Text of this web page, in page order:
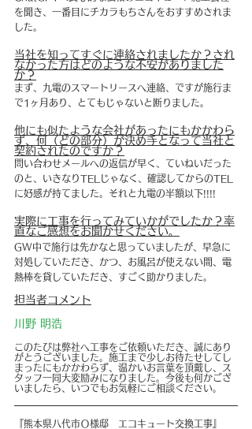
を聞き、一番目にチカラもちさんをおすすめされま
した。
当社を知ってすぐに連絡されましたか？され
なかった方はどのような不安がありました
か？
まず、九電のスマートリースへ連絡、ですが施行ま
で1ヶ月あり、とてもじゃないと断りました。
他にも似たような会社があったにもかかわら
ず、何（どの部分）が決め手となって当社と
契約されたのですか？
問い合わせメールへの返信が早く、ていねいだった
のと、いきなりTELじゃなく、確認してからのTEL
に好感が持てました。それと九電の半額以下!!!!
実際に工事を行ってみていかがでしたか？率
直なご感想をお聞かせください。
GW中で施行は先かなと思っていましたが、早急に
対処していただき、かつ、お風呂が使えない間、電
熱棒を貸していただき、すごく助かりました。
担当者コメント
川野 明浩
このたびは弊社へ工事をご依頼いただき、誠にあり
がとうございました。施工まで少しお待たせしてし
まったにもかかわらず、温かいお言葉を頂戴し、ス
タッフ一同大変励みになりました。今後も何かござ
いましたら、いつでもお気軽にご相談ください。
『熊本県八代市Ｏ様邸　エコキュート交換工事』